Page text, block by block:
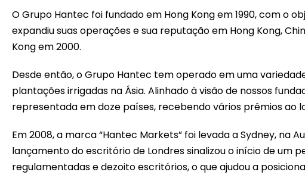
O Grupo Hantec foi fundado em Hong Kong em 1990, com o
expandiu suas operações e sua reputação em Hong Kong,
Kong em 2000.
Desde então, o Grupo Hantec tem operado em uma
plantações irrigadas na Ásia. Alinhado à visão de nossos
representada em doze países, recebendo vários prêmios ao
Em 2008, a marca “Hantec Markets” foi levada a Sydney, na
lançamento do escritório de Londres sinalizou o início de
regulamentadas e dezoito escritórios, o que ajudou a